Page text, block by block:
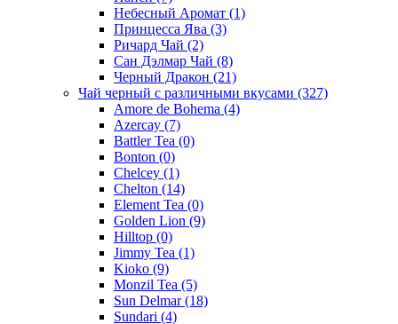
Небесный Аромат (1)
Принцесса Ява (3)
Ричард Чай (2)
Сан Дэлмар Чай (8)
Черный Дракон (21)
Чай черный с различными вкусами (327)
Amore de Bohema (4)
Azercay (7)
Battler Tea (0)
Bonton (0)
Chelcey (1)
Chelton (14)
Element Tea (0)
Golden Lion (9)
Hilltop (0)
Jimmy Tea (1)
Kioko (9)
Monzil Tea (5)
Sun Delmar(18)
Sundari (4)